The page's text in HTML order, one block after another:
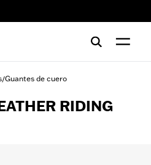
/Guantes de cuero
RIDING